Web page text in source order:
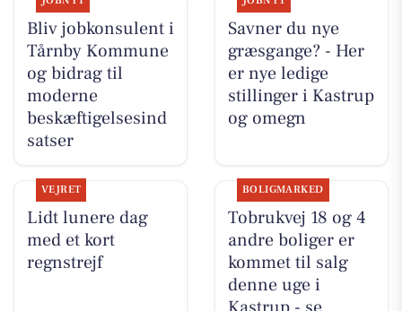
Bliv jobkonsulent i
Tårnby Kommune
og bidrag til
moderne
beskæftigelsesind
satser
Savner du nye
græsgange? - Her
er nye ledige
stillinger i Kastrup
og omegn
VEJRET
Lidt lunere dag
med et kort
regnstrejf
BOLIGMARKED
Tobrukvej 18 og 4
andre boliger er
kommet til salg
denne uge i